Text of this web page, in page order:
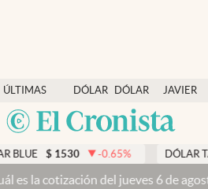
ÚLTIMAS
NOTICIAS
DÓLAR
DÓLAR
BLUE
JAVIER
Dólar
Members
Economía y Política
Finanzas y Mercados
-0.65 % DÓLAR TARJETA $ 1976
agosto minuto a minutoPropiedad